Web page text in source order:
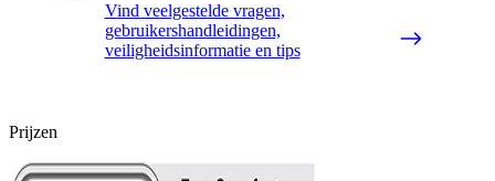
Vind veelgestelde vragen,
gebruikershandleidingen,
veiligheidsinformatie en tips
Prijzen